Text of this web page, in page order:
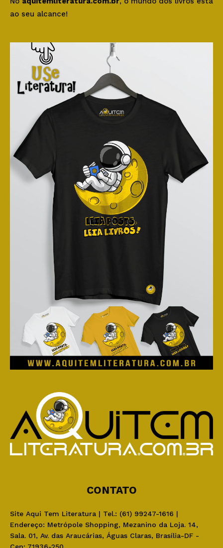
ao seu alcance!
CONTATO
Site Aqui Tem Literatura | Tel.: (61) 99247-1616 |
Endereço: Metrópole Shopping, Mezanino da Loja. 14,
Sala. 01, Av. das Araucárias, Águas Claras, Brasília-DF -
Cep: 71936-250